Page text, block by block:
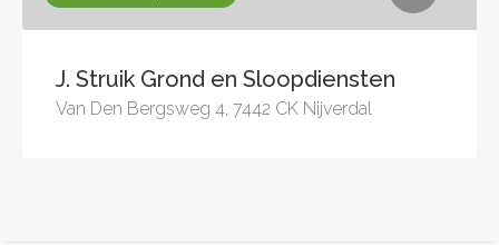
J. Struik Grond en Sloopdiensten
Van Den Bergsweg 4, 7442 CK Nijverdal